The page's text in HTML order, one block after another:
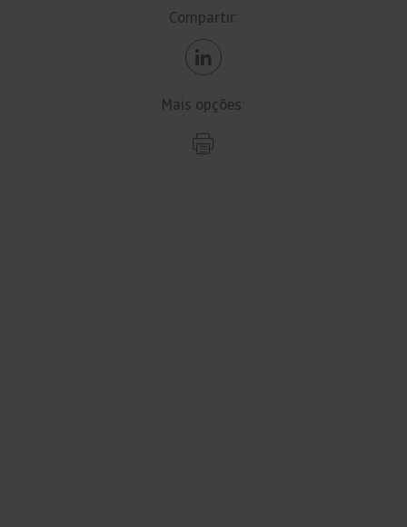
Compartir:
Mais opções: